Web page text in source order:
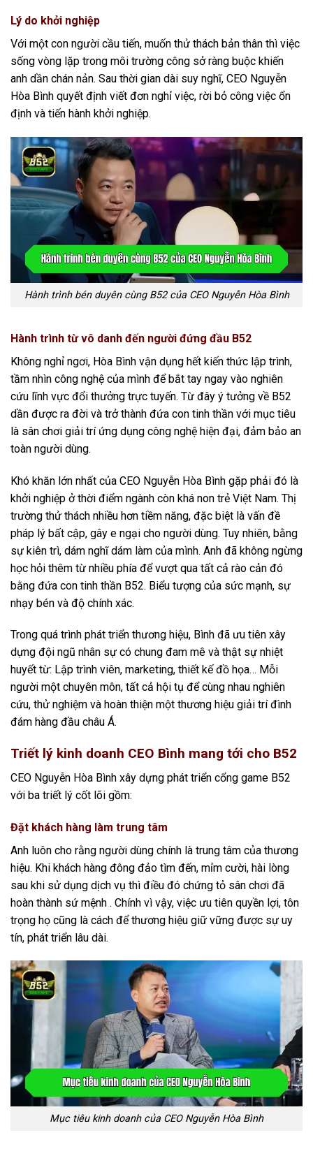
Lý do khởi nghiệp
Với một con người cầu tiến, muốn thử thách bản thân thì việc
sống vòng lặp trong môi trường công sở ràng buộc khiến
anh dần chán nản. Sau thời gian dài suy nghĩ, CEO Nguyễn
Hòa Bình quyết định viết đơn nghỉ việc, rời bỏ công việc ổn
định và tiến hành khởi nghiệp.
Hành trình bén duyên cùng B52 của CEO Nguyễn Hòa Bình
Hành trình từ vô danh đến người đứng đầu B52
Không nghỉ ngơi, Hòa Bình vận dụng hết kiến thức lập trình,
tầm nhìn công nghệ của mình để bắt tay ngay vào nghiên
cứu lĩnh vực đổi thưởng trực tuyến. Từ đây ý tưởng về B52
dần được ra đời và trở thành đứa con tinh thần với mục tiêu
là sân chơi giải trí ứng dụng công nghệ hiện đại, đảm bảo an
toàn người dùng.
Khó khăn lớn nhất của CEO Nguyễn Hòa Bình gặp phải đó là
khởi nghiệp ở thời điểm ngành còn khá non trẻ Việt Nam. Thị
trường thử thách nhiều hơn tiềm năng, đặc biệt là vấn đề
pháp lý bất cập, gây e ngại cho người dùng. Tuy nhiên, bằng
sự kiên trì, dám nghĩ dám làm của mình. Anh đã không ngừng
học hỏi thêm từ nhiều phía để vượt qua tất cả rào cản đó
bằng đứa con tinh thần B52. Biểu tượng của sức mạnh, sự
nhạy bén và độ chính xác.
Trong quá trình phát triển thương hiệu, Bình đã ưu tiên xây
dựng đội ngũ nhân sự có chung đam mê và thật sự nhiệt
huyết từ: Lập trình viên, marketing, thiết kế đồ họa… Mỗi
người một chuyên môn, tất cả hội tụ để cùng nhau nghiên
cứu, thử nghiệm và hoàn thiện một thương hiệu giải trí đình
đám hàng đầu châu Á.
Triết lý kinh doanh CEO Bình mang tới cho B52
CEO Nguyễn Hòa Bình xây dựng phát triển cổng game B52
với ba triết lý cốt lõi gồm:
Đặt khách hàng làm trung tâm
Anh luôn cho rằng người dùng chính là trung tâm của thương
hiệu. Khi khách hàng đông đảo tìm đến, mỉm cười, hài lòng
sau khi sử dụng dịch vụ thì điều đó chứng tỏ sân chơi đã
hoàn thành sứ mệnh . Chính vì vậy, việc ưu tiên quyền lợi, tôn
trọng họ cũng là cách để thương hiệu giữ vững được sự uy
tín, phát triển lâu dài.
Mục tiêu kinh doanh của CEO Nguyễn Hòa Bình